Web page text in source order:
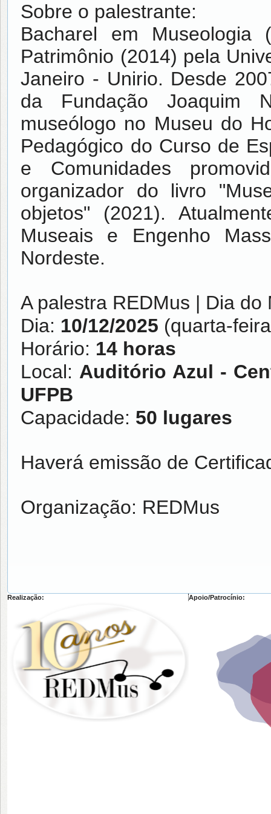
Sobre o palestrante:
Bacharel em
Patrimônio (2014) pela
Janeiro - Unirio. Desde
da Fundação Joaquim
museólogo no Museu do
Pedagógico do Curso de
e Comunidades
organizador do livro
objetos" (2021).
Museais e Engenho
Nordeste.
A palestra REDMus | Dia do
Dia: 10/12/2025 (quarta-
Horário: 14 horas
Local: Auditório Azul -
UFPB
Capacidade: 50 lugares
Haverá emissão de
Organização: REDMus
Realização: Apoio/Patrocínio: